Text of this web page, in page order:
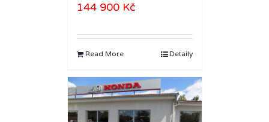
144 900 Kč
Read More Detaily